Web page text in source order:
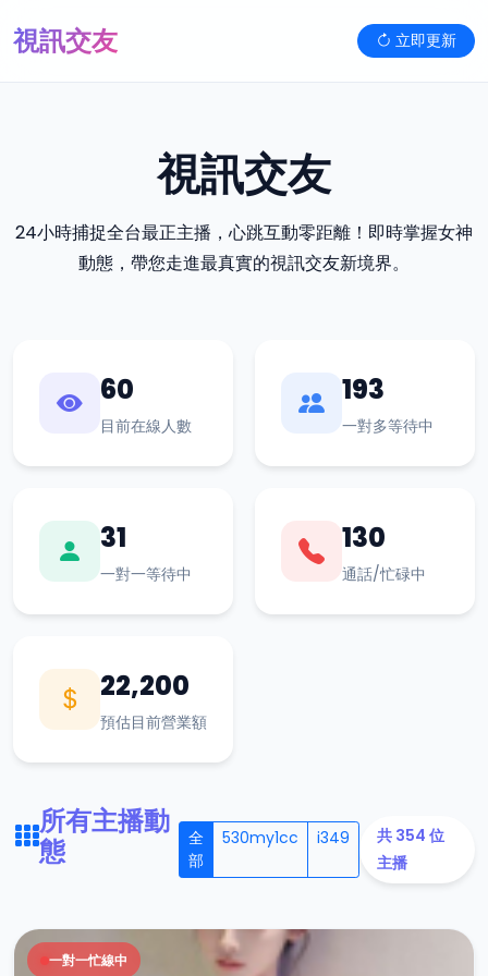
視訊交友 立即更新
視訊交友
24小時捕捉全台最正主播，心跳互動零距離！即時掌握女神
動態，帶您走進最真實的視訊交友新境界。
60
目前在線人數
193
一對多等待中
31
一對一等待中
130
通話/忙碌中
22,200
預估目前營業額
所有主播動
態
全
部
530my1cc i349
共 354 位
主播
一對一忙線中